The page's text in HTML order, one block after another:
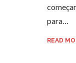
para…
READ